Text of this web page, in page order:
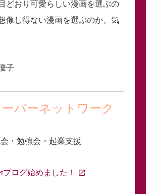
どおり可愛らしい漫画を選ぶの
像し得ない漫画を選ぶのか、気
子
バーネットワーク
・勉強会・起業支援
ブログ始めました！